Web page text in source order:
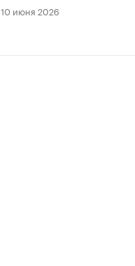
10 июня 2026